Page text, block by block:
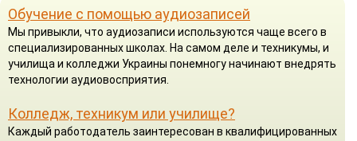
Обучение с помощью аудиозаписей
Мы привыкли, что аудиозаписи используются чаще всего в
специализированных школах. На самом деле и техникумы, и
училища и колледжи Украины понемногу начинают внедрять
технологии аудиовосприятия.
Колледж, техникум или училище?
Каждый работодатель заинтересован в квалифицированных